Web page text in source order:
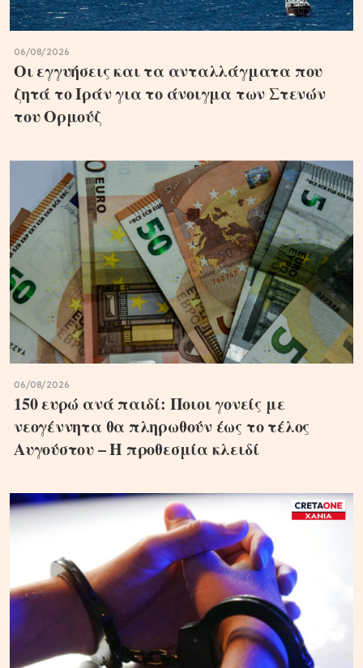
06/08/2026
Οι εγγυήσεις και τα ανταλλάγματα που
ζητά το Ιράν για το άνοιγμα των Στενών
του Ορμούζ
06/08/2026
150 ευρώ ανά παιδί: Ποιοι γονείς με
νεογέννητα θα πληρωθούν έως το τέλος
Αυγούστου – Η προθεσμία κλειδί